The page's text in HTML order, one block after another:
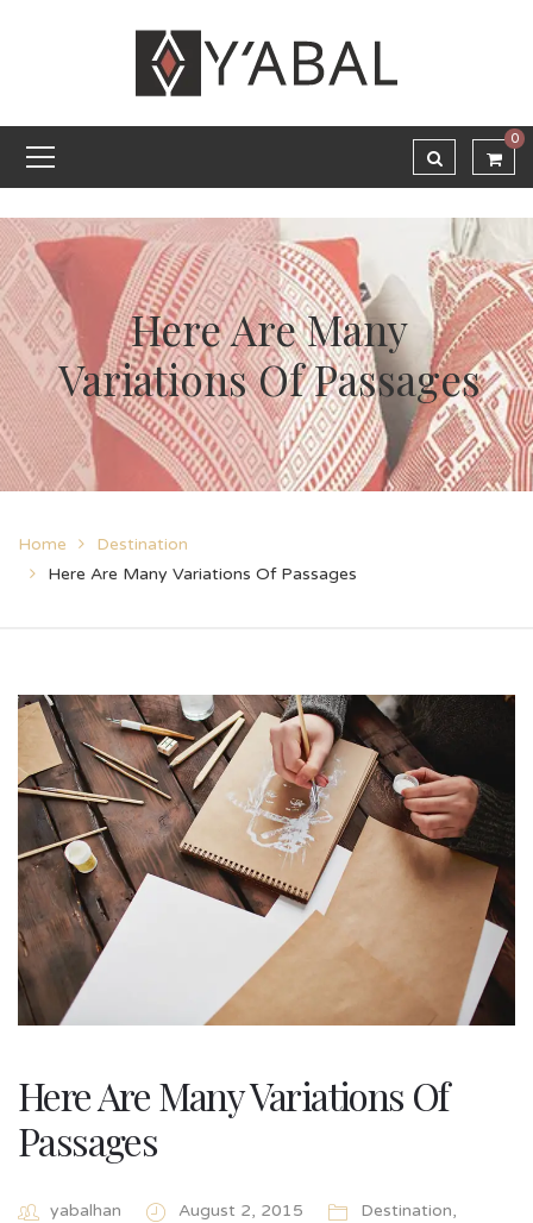
0
Here Are Many
Variations Of Passages
Home
Destination
Here Are Many Variations Of Passages
Here Are Many Variations Of
Passages
yabalhan August 2, 2015 Destination,